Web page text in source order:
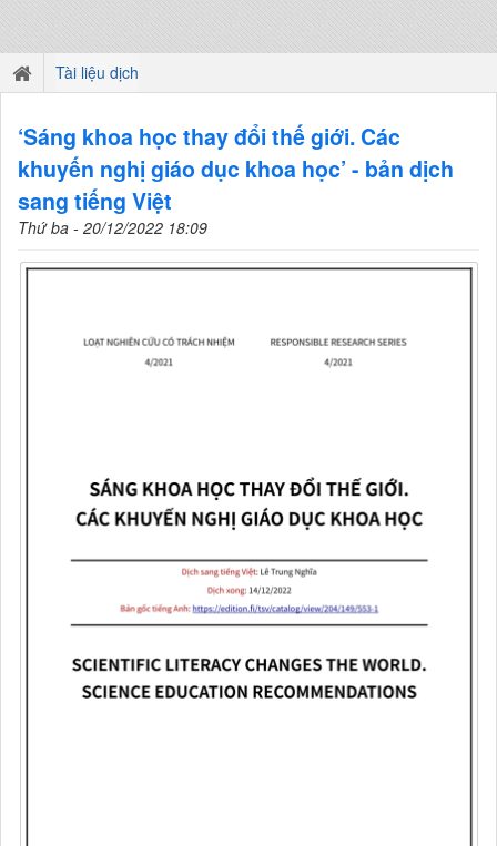
Tài liệu dịch
‘Sáng khoa học thay đổi thế giới. Các
khuyến nghị giáo dục khoa học’ - bản dịch
sang tiếng Việt
Thứ ba - 20/12/2022 18:09